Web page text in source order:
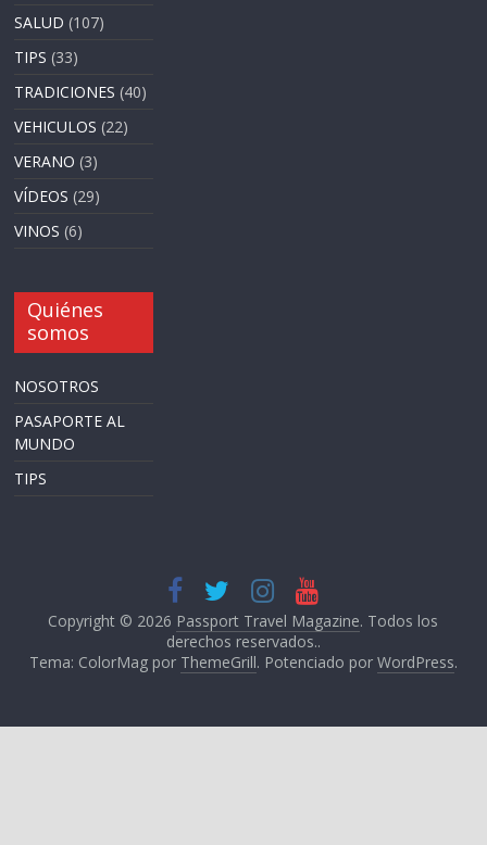
SALUD (107)
TIPS (33)
TRADICIONES (40)
VEHICULOS (22)
VERANO (3)
VÍDEOS (29)
VINOS (6)
Quiénes
somos
NOSOTROS
PASAPORTE AL
MUNDO
TIPS
Copyright © 2026 Passport Travel Magazine. Todos los
derechos reservados..
Tema: ColorMag por ThemeGrill. Potenciado por WordPress.